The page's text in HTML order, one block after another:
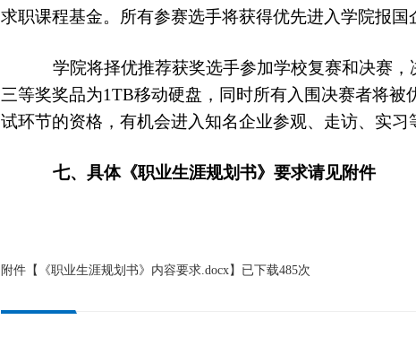
求职课程基金。所有参赛选手将获得优先进入学院报国
学院将择优推荐获奖选手参加学校复赛和决赛，
三等奖奖品为1TB移动硬盘，同时所有入围决赛者将被
试环节的资格，有机会进入知名企业参观、走访、实习
七、具体《职业生涯规划书》要求请见附件
附件【 《职业生涯规划书》内容要求.docx】已下载485次